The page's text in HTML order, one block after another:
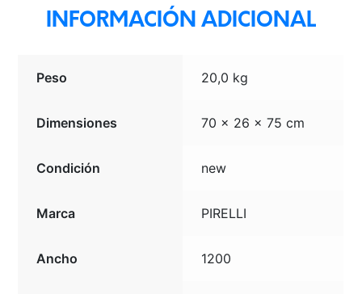
INFORMACIÓN ADICIONAL
Peso 20,0 kg
Dimensiones 70 × 26 × 75 cm
Condición new
Marca PIRELLI
Ancho 1200